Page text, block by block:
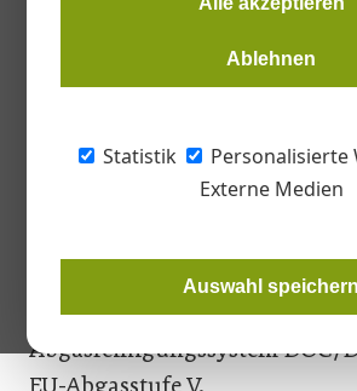
Ablehnen
Statistik
Personalisierte
Externe Medien
Auswahl speichern
Mit vier neuen AR-Radladern
Maßstäbe und erweitert sein
das wohl größte Segment des
Kompaktradlader erfüllen die
die Modelle AR 620 bis AR
Abgasreinigungssystem DOC/